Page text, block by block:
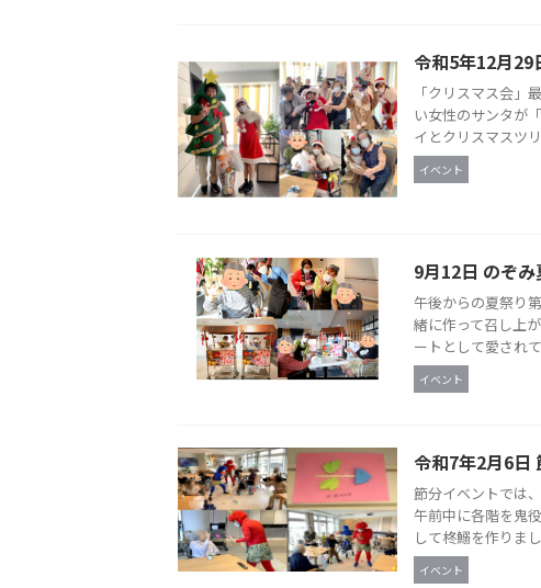
令和5年12月
「クリスマス会」
い女性のサンタが
イとクリスマスツ
イベント
9月12日 のぞ
午後からの夏祭り
緒に作って召し上
ートとして愛され
イベント
令和7年2月6
節分イベントでは
午前中に各階を鬼
して柊鰯を作りま
イベント